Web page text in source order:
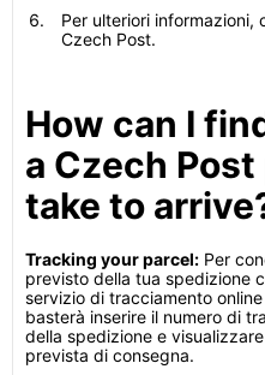
Per ulteriori
Czech Post.
How can I
a Czech
take to
Tracking your parcel: Per
previsto della tua spedizione
servizio di tracciamento
basterà inserire il numero di
della spedizione e
prevista di consegna.